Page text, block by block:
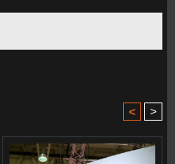
< >